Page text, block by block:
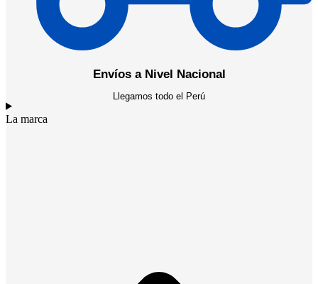
Envíos a Nivel Nacional
Llegamos todo el Perú
La marca​